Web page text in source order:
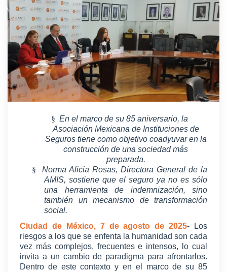
§ En el marco de su 85 aniversario, la
Asociación Mexicana de Instituciones de
Seguros tiene como objetivo coadyuvar en la
construcción de una sociedad más
preparada.
§
Norma Alicia Rosas, Directora General de la
AMIS, sostiene que el seguro ya no es sólo
una herramienta de indemnización, sino
también un mecanismo de transformación
social.
Ciudad de México, 7 de agosto de 2025- Los
riesgos a los que se enfenta la humanidad son cada
vez más complejos, frecuentes e intensos, lo cual
invita a un cambio de paradigma para afrontarlos.
Dentro de este contexto y en el marco de su 85